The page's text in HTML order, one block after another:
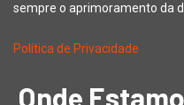
sempre o aprimoramento da
Política de Privacidade
Onde